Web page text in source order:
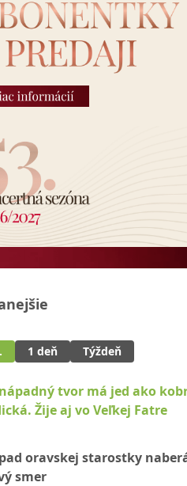
1 deň Týždeň
tvor má jed ako
Žije aj vo Veľkej Fatre
oravskej starostky
smer